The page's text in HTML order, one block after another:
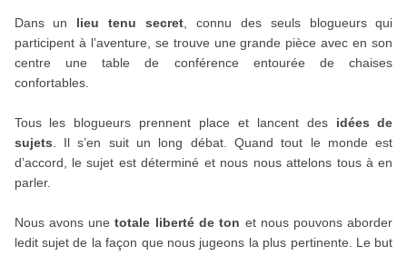
Dans un lieu tenu secret , connu des seuls blogueurs qui
participent à l’aventure, se trouve une grande pièce avec en son
centre une table de conférence entourée de chaises
confortables.
Tous les blogueurs prennent place et lancent desidées de
sujets . Il s’en suit un long débat. Quand tout le monde est
d’accord, le sujet est déterminé et nous nous attelons tous à en
parler.
Nous avons unetotale liberté de ton et nous pouvons aborder
ledit sujet de la façon que nous jugeons la plus pertinente. Le but